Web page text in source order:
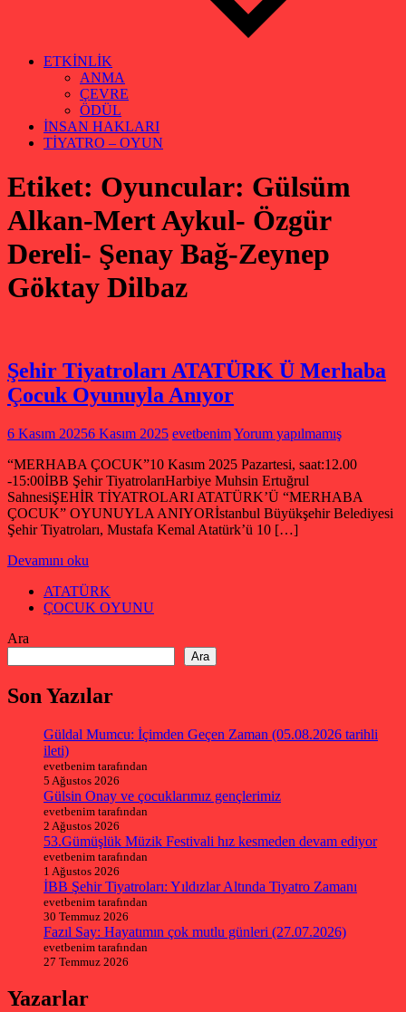
ETKİNLİK
ANMA
ÇEVRE
ÖDÜL
İNSAN HAKLARI
TİYATRO – OYUN
Etiket: Oyuncular: Gülsüm
Alkan-Mert Aykul- Özgür
Dereli- Şenay Bağ-Zeynep
Göktay Dilbaz
Şehir Tiyatroları ATATÜRK Ü Merhaba
Çocuk Oyunuyla Anıyor
6 Kasım 20256 Kasım 2025 evetbenimYorum yapılmamış
“MERHABA ÇOCUK”10 Kasım 2025 Pazartesi, saat:12.00
-15:00İBB Şehir TiyatrolarıHarbiye Muhsin Ertuğrul
SahnesiŞEHİR TİYATROLARI ATATÜRK’Ü “MERHABA
ÇOCUK” OYUNUYLA ANIYORİstanbul Büyükşehir Belediyesi
Şehir Tiyatroları, Mustafa Kemal Atatürk’ü 10 […]
Devamını oku
ATATÜRK
ÇOCUK OYUNU
Ara
Ara
Son Yazılar
Güldal Mumcu: İçimden Geçen Zaman (05.08.2026 tarihli
ileti)
evetbenim tarafından
5 Ağustos 2026
Gülsin Onay ve çocuklarımız gençlerimiz
evetbenim tarafından
2 Ağustos 2026
53.Gümüşlük Müzik Festivali hız kesmeden devam ediyor
evetbenim tarafından
1 Ağustos 2026
İBB Şehir Tiyatroları: Yıldızlar Altında Tiyatro Zamanı
evetbenim tarafından
30 Temmuz 2026
Fazıl Say: Hayatımın çok mutlu günleri (27.07.2026)
evetbenim tarafından
27 Temmuz 2026
Yazarlar